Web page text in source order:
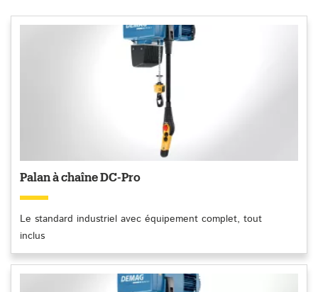
Palan à chaîne DC-Pro
Le standard industriel avec équipement complet, tout
inclus